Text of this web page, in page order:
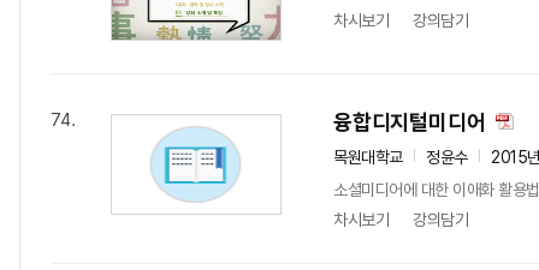
차시보기
강의담기
74. 융합디지털미디어
목원대학교 정윤수
2015
소셜미디어에 대한 이애화 활용
차시보기
강의담기